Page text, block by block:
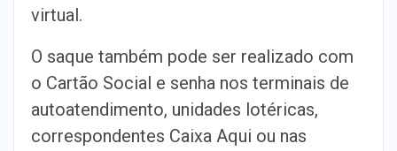
virtual.
O saque também pode ser realizado com
o Cartão Social e senha nos terminais de
autoatendimento, unidades lotéricas,
correspondentes Caixa Aqui ou nas